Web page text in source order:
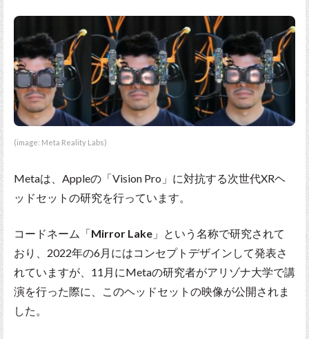
(image: Meta Reality Labs)
Metaは、Appleの「Vision Pro」に対抗する次世代XRヘ
ッドセットの研究を行っています。
コードネーム「Mirror Lake 」という名称で研究されて
おり、2022年の6月にはコンセプトデザインして発表さ
れていますが、11月にMetaの研究者がアリゾナ大学で講
演を行った際に、このヘッドセットの映像が公開されま
した。